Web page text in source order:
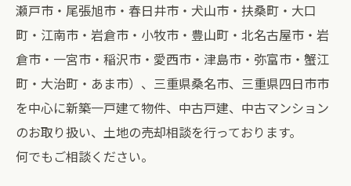
瀬戸市・尾張旭市・春日井市・犬山市・扶桑町・大口
町・江南市・岩倉市・小牧市・豊山町・北名古屋市・岩
倉市・一宮市・稲沢市・愛西市・津島市・弥富市・蟹江
町・大治町・あま市）、三重県桑名市、三重県四日市市
を中心に新築一戸建て物件、中古戸建、中古マンション
のお取り扱い、土地の売却相談を行っております。
何でもご相談ください。